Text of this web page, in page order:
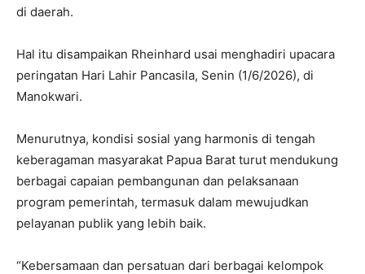
di daerah.
Hal itu disampaikan Rheinhard usai menghadiri upacara
peringatan Hari Lahir Pancasila, Senin (1/6/2026), di
Manokwari.
Menurutnya, kondisi sosial yang harmonis di tengah
keberagaman masyarakat Papua Barat turut mendukung
berbagai capaian pembangunan dan pelaksanaan
program pemerintah, termasuk dalam mewujudkan
pelayanan publik yang lebih baik.
“Kebersamaan dan persatuan dari berbagai kelompok